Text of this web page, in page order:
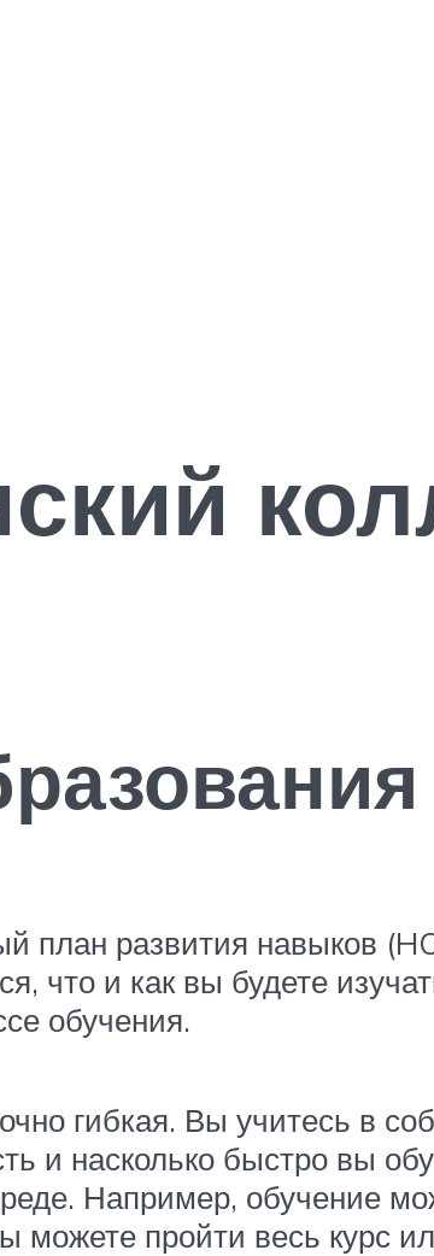
план развития навыков
что и как вы будете
обучения.
гибкая. Вы учитесь в
и насколько быстро вы
Например, обучение
пройти весь курс